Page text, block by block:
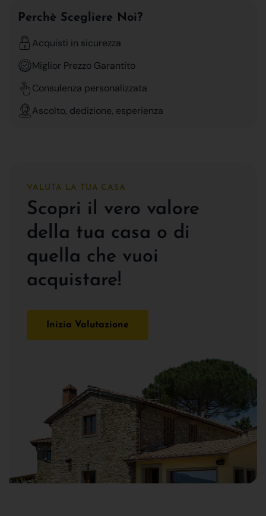
Perchè Scegliere Noi?
Acquisti in sicurezza
Miglior Prezzo Garantito
Consulenza personalizzata
Ascolto, dedizione, esperienza
VALUTA LA TUA CASA
Scopri il vero valore
della tua casa o di
quella che vuoi
acquistare!
Inizia Valutazione